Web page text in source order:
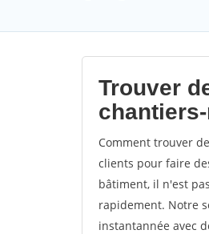
Trouver
Comment trouver
clients pour faire
bâtiment, il n'est
rapidement. Notre
instantannée avec